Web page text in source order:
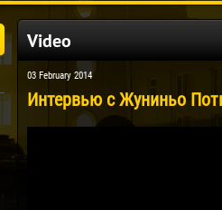
Video
03 February 2014
Интервью с Жуниньо